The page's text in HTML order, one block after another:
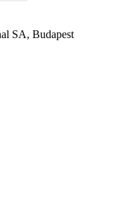
SA, Budapest